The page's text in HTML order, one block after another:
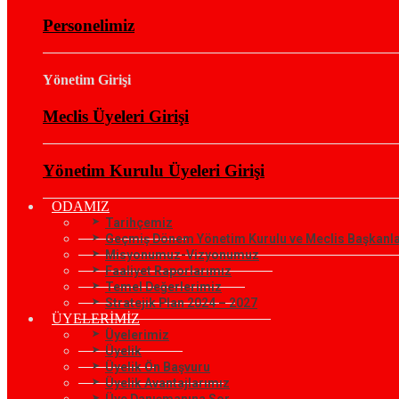
Personelimiz
Yönetim Girişi
Meclis Üyeleri Girişi
Yönetim Kurulu Üyeleri Girişi
ODAMIZ
Tarihçemiz
Geçmiş Dönem Yönetim Kurulu ve Meclis
Misyonumuz-Vizyonumuz
Faaliyet Raporlarımız
Temel Değerlerimiz
Stratejik Plan 2024 – 2027
ÜYELERİMİZ
Üyelerimiz
Üyelik
Üyelik Ön Başvuru
Üyelik Avantajlarımız